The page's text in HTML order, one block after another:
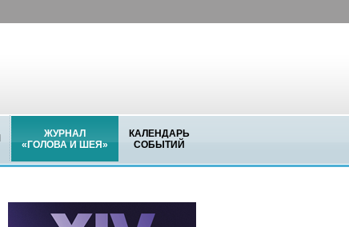
ЖУРНАЛ
«ГОЛОВА И ШЕЯ»
КАЛЕНДАРЬ
СОБЫТИЙ